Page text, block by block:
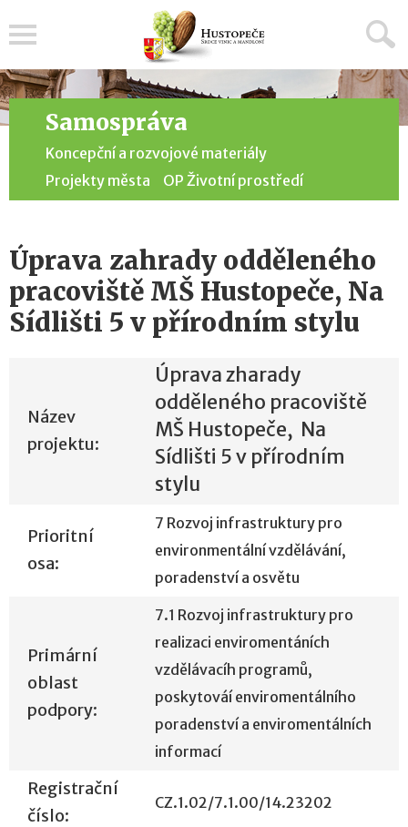
Samospráva
Koncepční a rozvojové materiály
Projekty města
OP Životní prostředí
Úprava zahrady odděleného
pracoviště MŠ Hustopeče, Na
Sídlišti 5 v přírodním stylu
Název
projektu:
Úprava zharady
odděleného pracoviště
MŠ Hustopeče, Na
Sídlišti 5 v přírodním
stylu
Prioritní
osa:
7 Rozvoj infrastruktury pro
environmentální vzdělávání,
poradenství a osvětu
Primární
oblast
podpory:
7.1 Rozvoj infrastruktury pro
realizaci enviromentáních
vzdělávacíh programů,
poskytováí enviromentálního
poradenství a enviromentálních
informací
Registrační
číslo:
CZ.1.02/7.1.00/14.23202